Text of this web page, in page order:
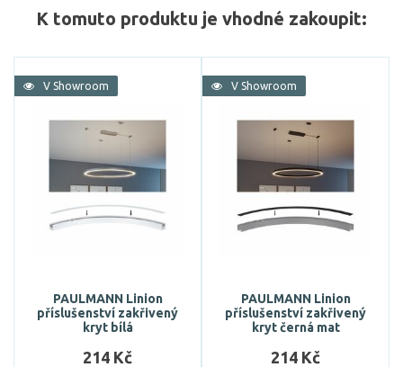
K tomuto produktu je vhodné zakoupit:
V Showroom
PAULMANN Linion
příslušenství zakřivený
kryt bílá
214 Kč
V Showroom
PAULMANN Linion
příslušenství zakřivený
kryt černá mat
214 Kč